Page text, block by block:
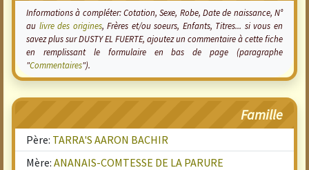
Informations à compléter: Cotation, Sexe, Robe, Date de naissance, N°
au livre des origines, Frères et/ou soeurs, Enfants, Titres... si vous en
savez plus sur DUSTY EL FUERTE, ajoutez un commentaire à cette fiche
en remplissant le formulaire en bas de page (paragraphe
"Commentaires").
Famille
Père: TARRA'S AARON BACHIR
Mère: ANANAIS-COMTESSE DE LA PARURE